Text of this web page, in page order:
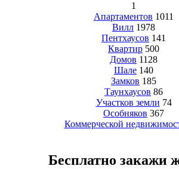
1
Апартаментов 1011
Вилл 1978
Пентхаусов 141
Квартир 500
Домов 1128
Шале 140
Замков 185
Таунхаусов 86
Участков земли 74
Особняков 367
Коммерческой
Бесплатно закажи